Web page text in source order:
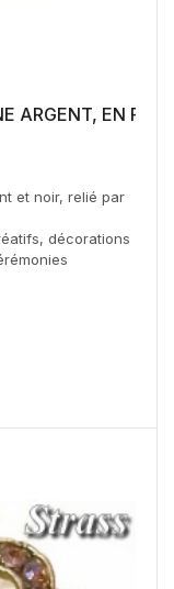
ARGENT, EN
et noir, relié par
décorations